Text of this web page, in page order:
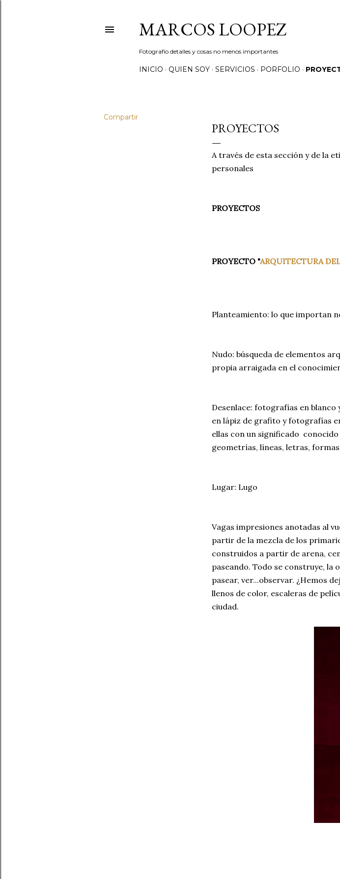
MARCOS LOOPEZ
Fotografío detalles y cosas no menos importantes
INICIO QUIEN SOY SERVICIOS PORFOLIO
Compartir
PROYECTOS
A través de esta sección y de la
personales
PROYECTOS
PROYECTO "ARQUITECTURA
Planteamiento: lo que importan
Nudo: búsqueda de elementos
propia arraigada en el
Desenlace: fotografías en
en lápiz de grafito y fotografías
ellas con un significado
geometrías, líneas, letras,
Lugar: Lugo
Vagas impresiones anotadas al
partir de la mezcla de los
construidos a partir de arena,
paseando. Todo se construye, la
pasear, ver...observar. ¿Hemos
llenos de color, escaleras de
ciudad.